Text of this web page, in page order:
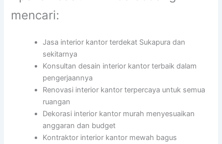
mencari:
Jasa interior kantor terdekat Sukapura dan
sekitarnya
Konsultan desain interior kantor terbaik dalam
pengerjaannya
Renovasi interior kantor terpercaya untuk semua
ruangan
Dekorasi interior kantor murah menyesuaikan
anggaran dan budget
Kontraktor interior kantor mewah bagus